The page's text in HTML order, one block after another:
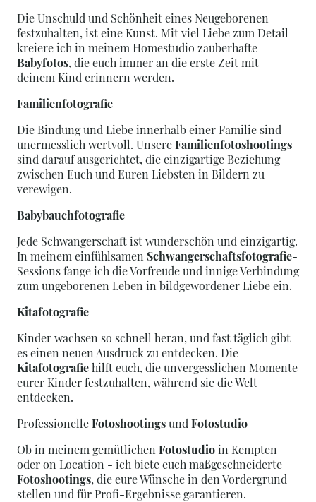
Die Unschuld und Schönheit eines Neugeborenen
festzuhalten, ist eine Kunst. Mit viel Liebe zum Detail
kreiere ich in meinem Homestudio zauberhafte
Babyfotos, die euch immer an die erste Zeit mit
deinem Kind erinnern werden.
Familienfotografie
Die Bindung und Liebe innerhalb einer Familie sind
unermesslich wertvoll. UnsereFamilienfotoshootings
sind darauf ausgerichtet, die einzigartige Beziehung
zwischen Euch und Euren Liebsten in Bildern zu
verewigen.
Babybauchfotografie
Jede Schwangerschaft ist wunderschön und einzigartig.
In meinem einfühlsamen Schwangerschaftsfotografie-
Sessions fange ich die Vorfreude und innige Verbindung
zum ungeborenen Leben in bildgewordener Liebe ein.
Kitafotografie
Kinder wachsen so schnell heran, und fast täglich gibt
es einen neuen Ausdruck zu entdecken. Die
Kitafotografiehilft euch, die unvergesslichen Momente
eurer Kinder festzuhalten, während sie die Welt
entdecken.
ProfessionelleFotoshootingsund Fotostudio
Ob in meinem gemütlichen Fotostudioin Kempten
oder on Location - ich biete euch maßgeschneiderte
Fotoshootings, die eure Wünsche in den Vordergrund
stellen und für Profi-Ergebnisse garantieren.